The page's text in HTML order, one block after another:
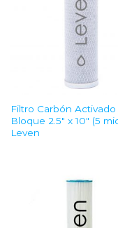
Filtro Carbón Activado
Bloque 2.5″ x 10″ (5
Leven